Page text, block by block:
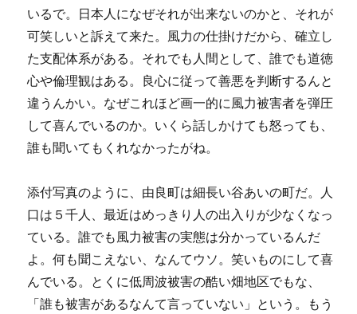
いるで。日本人になぜそれが出来ないのかと、それが
可笑しいと訴えて来た。風力の仕掛けだから、確立し
た支配体系がある。それでも人間として、誰でも道徳
心や倫理観はある。良心に従って善悪を判断するんと
違うんかい。なぜこれほど画一的に風力被害者を弾圧
して喜んでいるのか。いくら話しかけても怒っても、
誰も聞いてもくれなかったがね。
添付写真のように、由良町は細長い谷あいの町だ。人
口は５千人、最近はめっきり人の出入りが少なくなっ
ている。誰でも風力被害の実態は分かっているんだ
よ。何も聞こえない、なんてウソ。笑いものにして喜
んでいる。とくに低周波被害の酷い畑地区でもな、
「誰も被害があるなんて言っていない」という。もう